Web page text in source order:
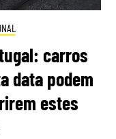
carros
data podem
estes